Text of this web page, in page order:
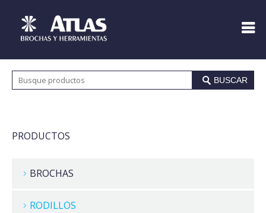
BUSCAR
PRODUCTOS
BROCHAS
RODILLOS